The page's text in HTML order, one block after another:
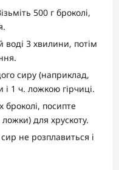
500 г броколі,
воді 3 хвилини, потім
сиру (наприклад,
1 ч. ложкою гірчиці.
броколі, посипте
для хрускоту.
не розплавиться і